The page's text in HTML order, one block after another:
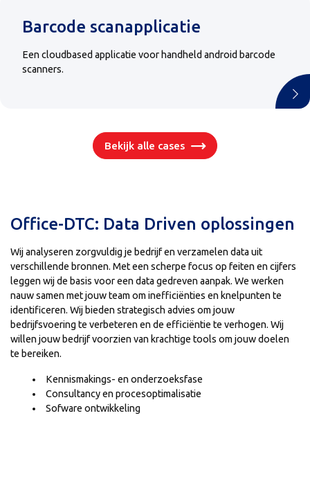
Barcode scanapplicatie
Een cloudbased applicatie voor handheld android barcode
scanners.
Bekijk alle cases
Office-DTC: Data Driven oplossingen
Wij analyseren zorgvuldig je bedrijf en verzamelen data uit
verschillende bronnen. Met een scherpe focus op feiten en cijfers
leggen wij de basis voor een data gedreven aanpak. We werken
nauw samen met jouw team om inefficiënties en knelpunten te
identificeren. Wij bieden strategisch advies om jouw
bedrijfsvoering te verbeteren en de efficiëntie te verhogen. Wij
willen jouw bedrijf voorzien van krachtige tools om jouw doelen
te bereiken.
Kennismakings- en onderzoeksfase
Consultancy en procesoptimalisatie
Sofware ontwikkeling